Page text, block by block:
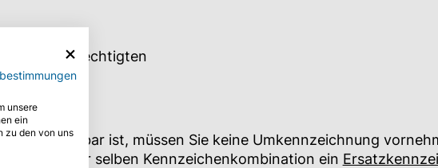
mehr lesbar ist, müssen Sie keine Umkennzeichnung
und mit der selben Kennzeichenkombination ein
unsere
ein
zu den von uns